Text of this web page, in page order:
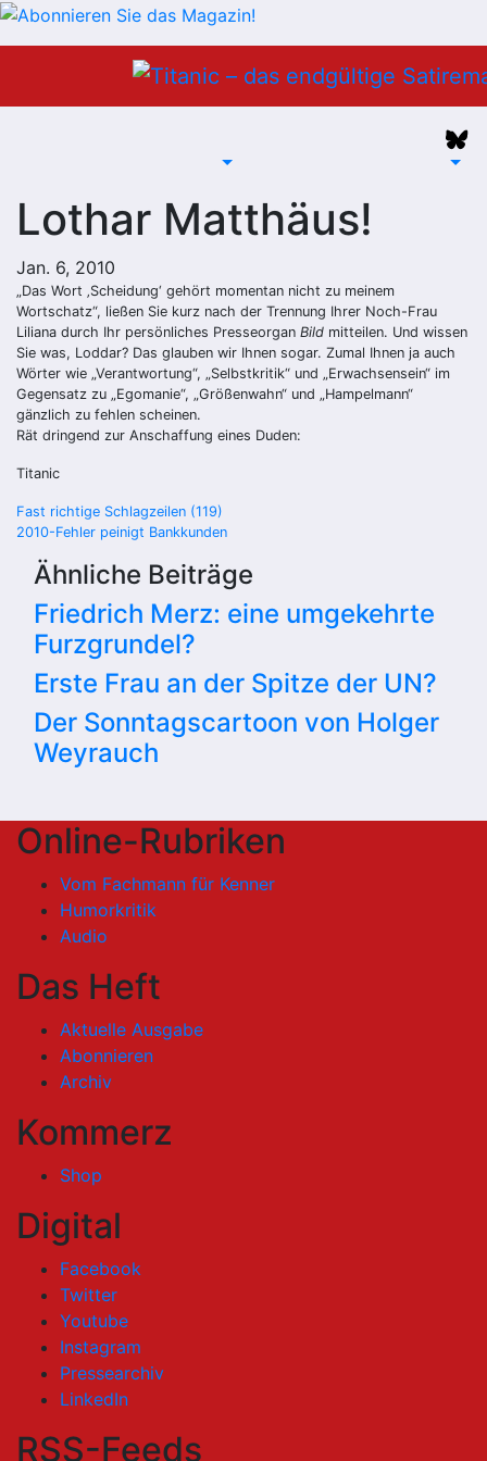
Lothar Matthäus!
Jan. 6, 2010
„Das Wort ‚Scheidung‘ gehört momentan nicht zu meinem
Wortschatz“, ließen Sie kurz nach der Trennung Ihrer Noch-Frau
Liliana durch Ihr persönliches Presseorgan Bild mitteilen. Und wissen
Sie was, Loddar? Das glauben wir Ihnen sogar. Zumal Ihnen ja auch
Wörter wie „Verantwortung“, „Selbstkritik“ und „Erwachsensein“ im
Gegensatz zu „Egomanie“, „Größenwahn“ und „Hampelmann“
gänzlich zu fehlen scheinen.
Rät dringend zur Anschaffung eines Duden:
Titanic
Beitragsnavigation
Fast richtige Schlagzeilen (119)
2010-Fehler peinigt Bankkunden
Ähnliche Beiträge
Friedrich Merz: eine umgekehrte
Furzgrundel?
Erste Frau an der Spitze der UN?
Der Sonntagscartoon von Holger
Weyrauch
Online-Rubriken
Vom Fachmann für Kenner
Humorkritik
Audio
Das Heft
Aktuelle Ausgabe
Abonnieren
Archiv
Kommerz
Shop
Digital
Facebook
Twitter
Youtube
Instagram
Pressearchiv
LinkedIn
RSS-Feeds